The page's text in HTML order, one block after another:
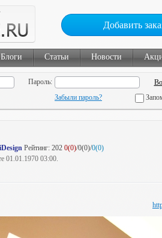
Добавить
Блоги Статьи Новости
Пароль:
Забыли пароль?
Рейтинг: 202 0(0)/0(0)/0(0)
01.01.1970 03:00.